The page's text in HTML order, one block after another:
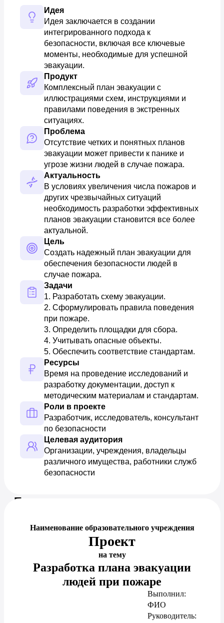
Идея
Идея заключается в создании
интегрированного подхода к
безопасности, включая все ключевые
моменты, необходимые для успешной
эвакуации.
Продукт
Комплексный план эвакуации с
иллюстрациями схем, инструкциями и
правилами поведения в экстренных
ситуациях.
Проблема
Отсутствие четких и понятных планов
эвакуации может привести к панике и
угрозе жизни людей в случае пожара.
Актуальность
В условиях увеличения числа пожаров и
других чрезвычайных ситуаций
необходимость разработки эффективных
планов эвакуации становится все более
актуальной.
Цель
Создать надежный план эвакуации для
обеспечения безопасности людей в
случае пожара.
Задачи
1. Разработать схему эвакуации.
2. Сформулировать правила поведения
при пожаре.
3. Определить площадки для сбора.
4. Учитывать опасные объекты.
5. Обеспечить соответствие стандартам.
Ресурсы
Время на проведение исследований и
разработку документации, доступ к
методическим материалам и стандартам.
Роли в проекте
Разработчик, исследователь, консультант
по безопасности
Целевая аудитория
Организации, учреждения, владельцы
различного имущества, работники служб
безопасности
Предпросмотр документа
Наименование образовательного учреждения
Проект
на тему
Разработка плана эвакуации
людей при пожаре
Выполнил:
ФИО
Руководитель: